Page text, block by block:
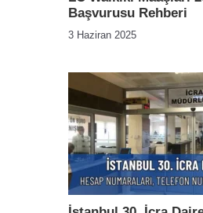
Başvurusu Rehberi
3 Haziran 2025